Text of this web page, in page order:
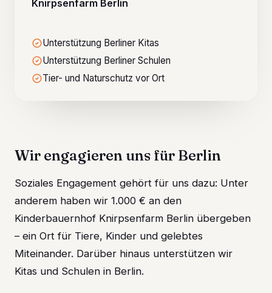
Knirpsenfarm Berlin
Unterstützung Berliner Kitas
Unterstützung Berliner Schulen
Tier- und Naturschutz vor Ort
Wir engagieren uns für Berlin
Soziales Engagement gehört für uns dazu: Unter
anderem haben wir 1.000 € an den
Kinderbauernhof Knirpsenfarm Berlin übergeben
– ein Ort für Tiere, Kinder und gelebtes
Miteinander. Darüber hinaus unterstützen wir
Kitas und Schulen in Berlin.